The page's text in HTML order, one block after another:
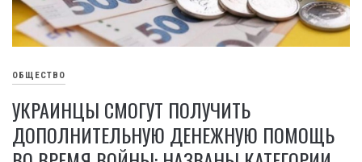
ОБЩЕСТВО
УКРАИНЦЫ СМОГУТ ПОЛУЧИТЬ
ДОПОЛНИТЕЛЬНУЮ ДЕНЕЖНУЮ ПОМОЩЬ